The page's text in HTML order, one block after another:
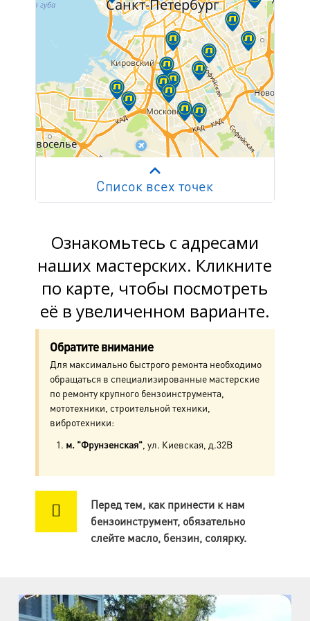
пр. Просвещения, д.20
м. Пр. Ветеранов
пр. Ветеранов, д.9
м. Ул. Дыбенко
м. Комендантский пр.
пр. Авиаконструкторов, д.4
м. Приморская
ул. Кораблестроителей, д.30
м. Академическая
м. Озерки, м. Пр. Просвещения
пр. Луначарского, д.56, к.1
пр. Маршала Жукова, д.35, к.3
Работает на API 2ГИС
Лицензионное соглашение
Список всех точек
Ознакомьтесь с адресами
наших мастерских. Кликните
по карте, чтобы посмотреть
её в увеличенном варианте.
Обратите внимание
Для максимально быстрого ремонта необходимо
обращаться в специализированные мастерские
по ремонту крупного бензоинструмента,
мототехники, строительной техники,
вибротехники:
м. "Фрунзенская", ул. Киевская, д.32В
Перед тем, как принести к нам
бензоинструмент, обязательно
слейте масло, бензин, солярку.